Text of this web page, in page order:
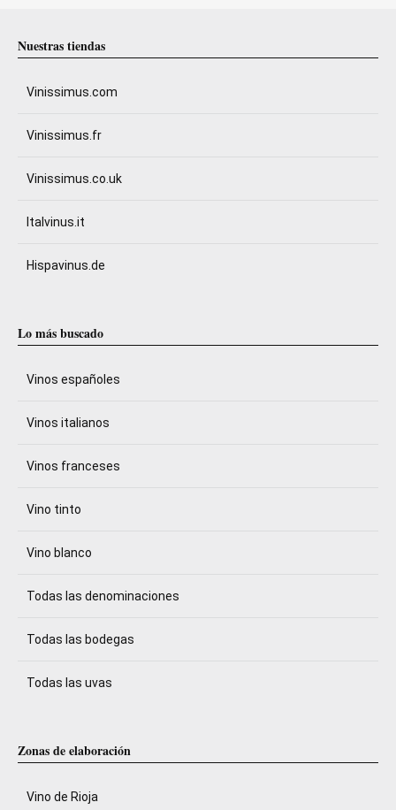
Nuestras tiendas
Vinissimus.com
Vinissimus.fr
Vinissimus.co.uk
Italvinus.it
Hispavinus.de
Lo más buscado
Vinos españoles
Vinos italianos
Vinos franceses
Vino tinto
Vino blanco
Todas las denominaciones
Todas las bodegas
Todas las uvas
Zonas de elaboración
Vino de Rioja